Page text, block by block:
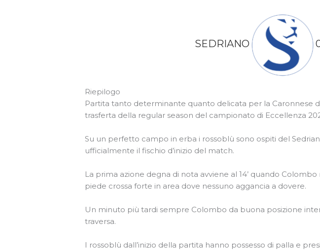
SEDRIANO
Riepilogo
Partita tanto determinante quanto delicata per la Caronnese
trasferta della regular season del campionato di Eccellenza
Su un perfetto campo in erba i rossoblù sono ospiti del
ufficialmente il fischio d’inizio del match.
La prima azione degna di nota avviene al 14’ quando
piede crossa forte in area dove nessuno aggancia a dovere.
Un minuto più tardi sempre Colombo da buona posizione
traversa.
I rossoblù dall’inizio della partita hanno possesso di palla e